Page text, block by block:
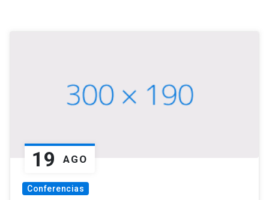
19 AGO
Conferencias